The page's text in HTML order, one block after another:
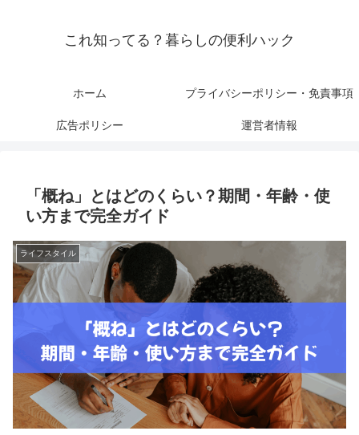
これ知ってる？暮らしの便利ハック
ホーム プライバシーポリシー・免責事項
広告ポリシー 運営者情報
「概ね」とはどのくらい？期間・年齢・使
い方まで完全ガイド
ライフスタイル